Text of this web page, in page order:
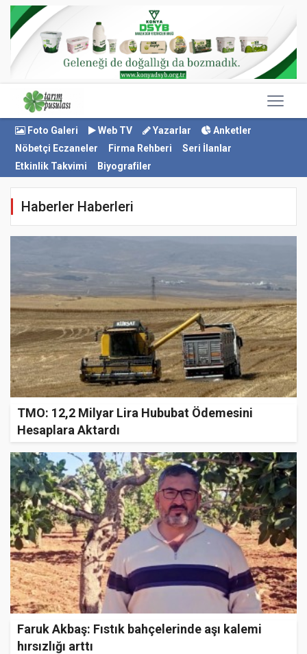
Foto Galeri Web TV Yazarlar
Anketler
Nöbetçi Eczaneler
Firma Rehberi
Seri İlanlar
Etkinlik Takvimi
Biyografiler
Haberler Haberleri
TMO: 12,2 Milyar Lira Hububat Ödemesini
Hesaplara Aktardı
Faruk Akbaş: Fıstık bahçelerinde aşı kalemi
hırsızlığı arttı